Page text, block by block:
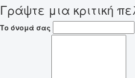
Γράψτε μια κριτική
Το όνομά σας